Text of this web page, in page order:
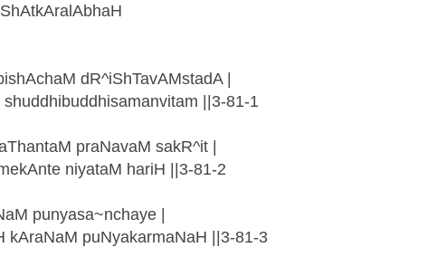
dR^iShTavAMstadA |
||3-81-1
praNavaM sakR^it |
niyataM hariH ||3-81-2
punyasa~nchaye |
kAraNaM puNyakarmaNaH ||3-81-3